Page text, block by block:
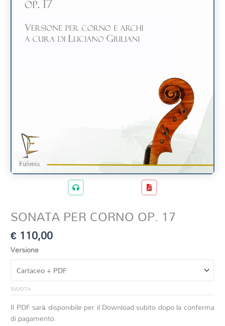
SONATA PER CORNO OP. 17
€ 110,00
Versione
SVUOTA
Il PDF sarà disponibile per il Download subito dopo la conferma
di pagamento.